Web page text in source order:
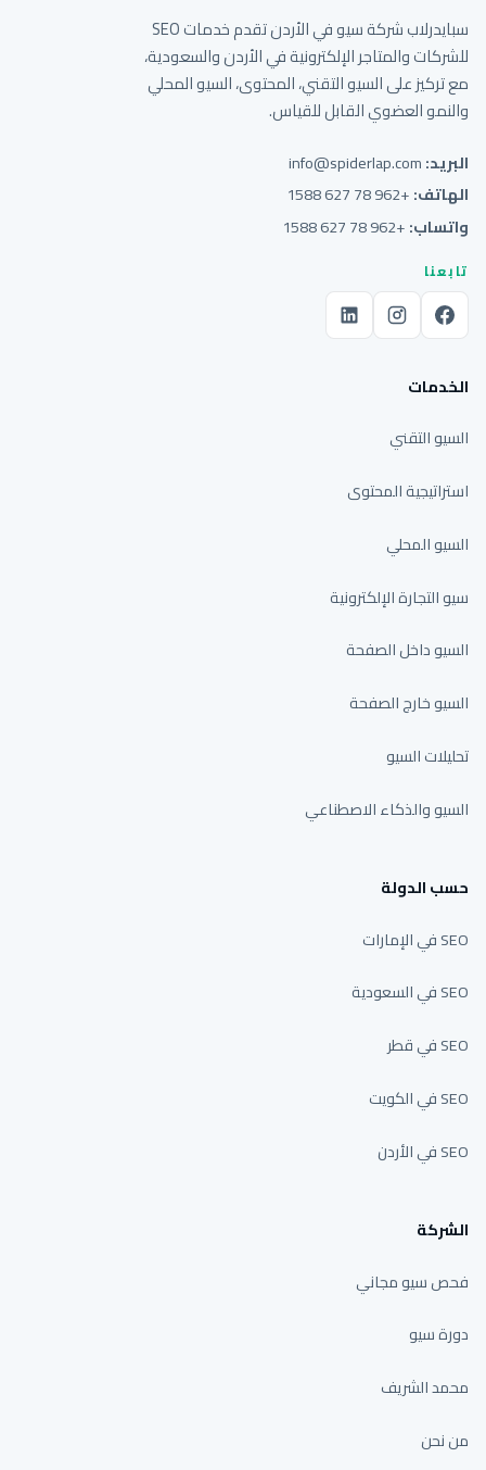
سبايدرلاب شركة سيو في الأردن تقدم خدمات SEO
للشركات والمتاجر الإلكترونية في الأردن والسعودية،
مع تركيز على السيو التقني، المحتوى، السيو المحلي
والنمو العضوي القابل للقياس.
البريد:info@spiderlap.com
الهاتف:+962 78 627 1588
واتساب:+962 78 627 1588
تابعنا
الخدمات
السيو التقني
استراتيجية المحتوى
السيو المحلي
سيو التجارة الإلكترونية
السيو داخل الصفحة
السيو خارج الصفحة
تحليلات السيو
السيو والذكاء الاصطناعي
حسب الدولة
SEO في الإمارات
SEO في السعودية
SEO في قطر
SEO في الكويت
SEO في الأردن
الشركة
فحص سيو مجاني
دورة سيو
محمد الشريف
من نحن